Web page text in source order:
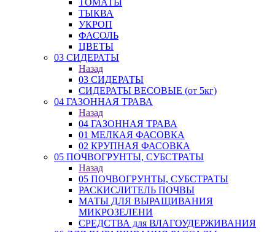
ТОМАТЫ
ТЫКВА
УКРОП
ФАСОЛЬ
ЦВЕТЫ
03 СИДЕРАТЫ
Назад
03 СИДЕРАТЫ
СИДЕРАТЫ ВЕСОВЫЕ (от 5кг)
04 ГАЗОННАЯ ТРАВА
Назад
04 ГАЗОННАЯ ТРАВА
01 МЕЛКАЯ ФАСОВКА
02 КРУПНАЯ ФАСОВКА
05 ПОЧВОГРУНТЫ, СУБСТРАТЫ
Назад
05 ПОЧВОГРУНТЫ, СУБСТРАТЫ
РАСКИСЛИТЕЛЬ ПОЧВЫ
МАТЫ ДЛЯ ВЫРАЩИВАНИЯ
МИКРОЗЕЛЕНИ
СРЕДСТВА для ВЛАГОУДЕРЖИВАНИЯ